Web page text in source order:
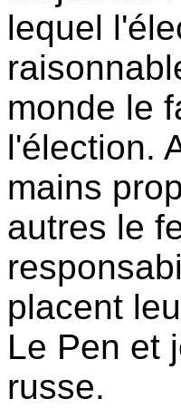
lequel
monde le
l'élection.
mains
autres le
placent
Le Pen et
russe.